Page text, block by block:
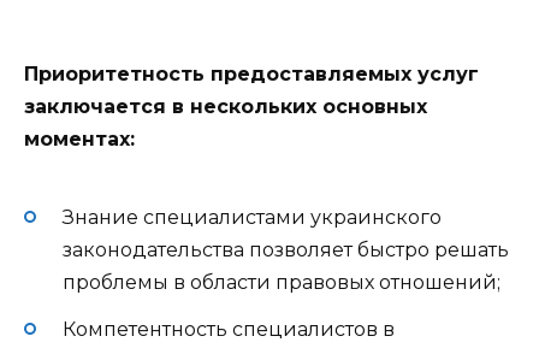
Приоритетность предоставляемых услуг
заключается в нескольких основных
моментах:
Знание специалистами украинского
законодательства позволяет быстро решать
проблемы в области правовых отношений;
Компетентность специалистов в